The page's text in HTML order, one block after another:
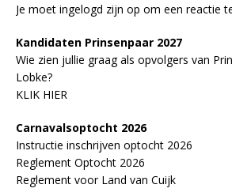
Je moet ingelogd zijn op om een reactie
Kandidaten Prinsenpaar 2027
Wie zien jullie graag als opvolgers van
Lobke?
KLIK HIER
Carnavalsoptocht 2026
Instructie inschrijven optocht 2026
Reglement Optocht 2026
Reglement voor Land van Cuijk